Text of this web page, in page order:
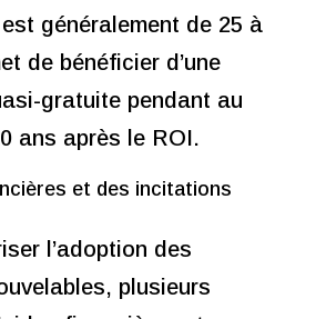
généralement de 25 à
de bénéficier d’une
gratuite pendant au
ans après le ROI.
et des incitations
l’adoption des
plusieurs